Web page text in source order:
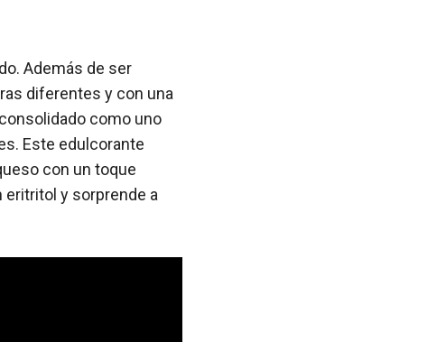
Además de ser
diferentes y con una
como uno
Este edulcorante
con un toque
eritritol y sorprende a